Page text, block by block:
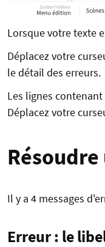
Lorsque votre texte
Déplacez votre
le détail des erreurs.
Les lignes
Déplacez votre
Il y a 4 messages
Erreur : le